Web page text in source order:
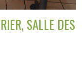
SALLE DES